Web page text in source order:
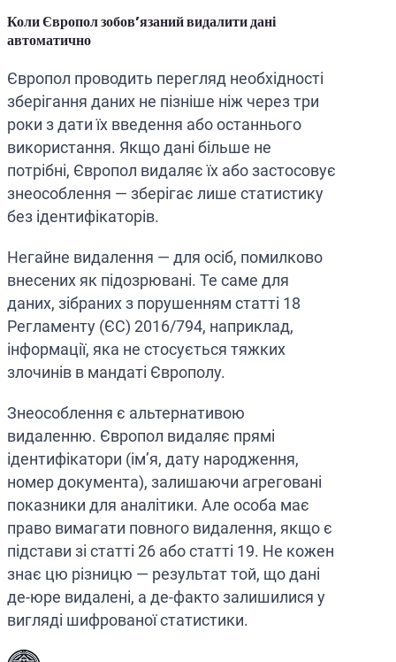
Коли Європол зобов’язаний видалити дані
автоматично
Європол проводить перегляд необхідності
зберігання даних не пізніше ніж через три
роки з дати їх введення або останнього
використання. Якщо дані більше не
потрібні, Європол видаляє їх або застосовує
знеособлення — зберігає лише статистику
без ідентифікаторів.
Негайне видалення — для осіб, помилково
внесених як підозрювані. Те саме для
даних, зібраних з порушенням статті 18
Регламенту (ЄС) 2016/794, наприклад,
інформації, яка не стосується тяжких
злочинів в мандаті Європолу.
Знеособлення є альтернативою
видаленню. Європол видаляє прямі
ідентифікатори (ім’я, дату народження,
номер документа), залишаючи агреговані
показники для аналітики. Але особа має
право вимагати повного видалення, якщо є
підстави зі статті 26 або статті 19. Не кожен
знає цю різницю — результат той, що дані
де-юре видалені, а де-факто залишилися у
вигляді шифрованої статистики.